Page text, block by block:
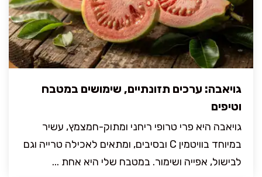
גויאבה: ערכים תזונתיים, שימושים במטבח
וטיפים
גויאבה היא פרי טרופי ריחני ומתוק-חמצמץ, עשיר
במיוחד בוויטמין C ובסיבים, ומתאים לאכילה טרייה וגם
לבישול, אפייה ושימור. במטבח שלי היא אחת ...